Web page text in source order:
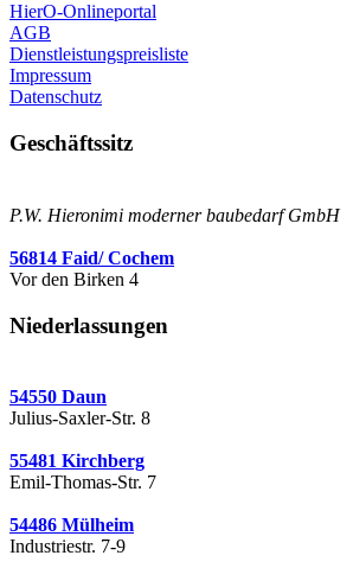
HierO-Onlineportal
AGB
Dienstleistungspreisliste
Impressum
Datenschutz
Geschäftssitz
P.W. Hieronimi moderner baubedarf GmbH
56814 Faid/ Cochem
Vor den Birken 4
Niederlassungen
54550 Daun
Julius-Saxler-Str. 8
55481 Kirchberg
Emil-Thomas-Str. 7
54486 Mülheim
Industriestr. 7-9